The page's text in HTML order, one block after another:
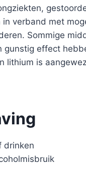
verband met
Sommige
gunstig effect
lithium is
drinken